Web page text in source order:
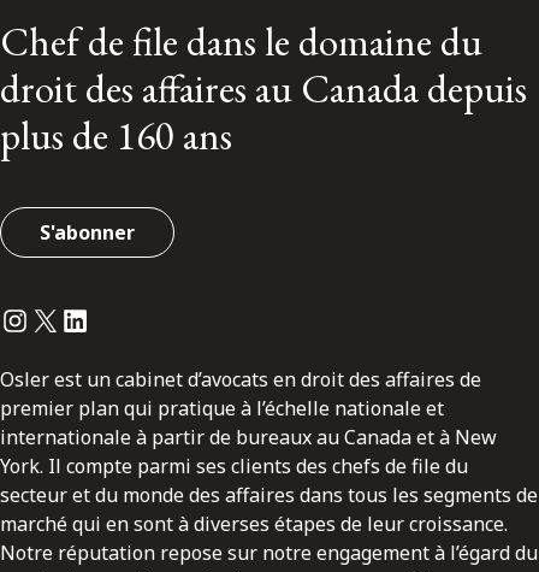
Chef de file dans le domaine du
droit des affaires au Canada depuis
plus de 160 ans
S'abonner
Instagram
Twitter
LinkedIn
Osler est un cabinet d’avocats en droit des affaires de
premier plan qui pratique à l’échelle nationale et
internationale à partir de bureaux au Canada et à New
York. Il compte parmi ses clients des chefs de file du
secteur et du monde des affaires dans tous les segments de
marché qui en sont à diverses étapes de leur croissance.
Notre réputation repose sur notre engagement à l’égard du